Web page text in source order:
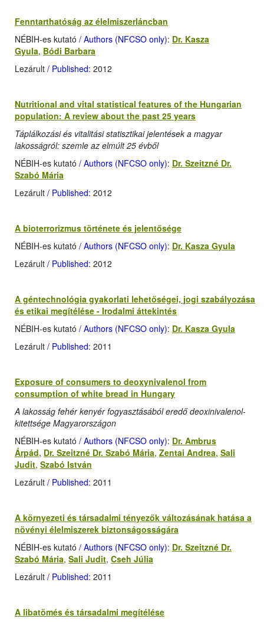
Fenntarthatóság az élelmiszerláncban
NÉBIH-es kutató / Authors (NFCSO only): Dr. Kasza
Gyula, Bódi Barbara
Lezárult / Published: 2012
Nutritional and vital statistical features of the Hungarian
population: A review about the past 25 years
Táplálkozási és vitalitási statisztikai jelentések a magyar
lakosságról: szemle az elmúlt 25 évből
NÉBIH-es kutató / Authors (NFCSO only): Dr. Szeitzné Dr.
Szabó Mária
Lezárult / Published: 2012
A bioterrorizmus története és jelentősége
NÉBIH-es kutató / Authors (NFCSO only): Dr. Kasza Gyula
Lezárult / Published: 2012
A géntechnológia gyakorlati lehetőségei, jogi szabályozása
és etikai megítélése - Irodalmi áttekintés
NÉBIH-es kutató / Authors (NFCSO only): Dr. Kasza Gyula
Lezárult / Published: 2011
Exposure of consumers to deoxynivalenol from
consumption of white bread in Hungary
A lakosság fehér kenyér fogyasztásából eredő deoxinivalenol-
kitettsége Magyarországon
NÉBIH-es kutató / Authors (NFCSO only): Dr. Ambrus
Árpád, Dr. Szeitzné Dr. Szabó Mária, Zentai Andrea, Sali
Judit, Szabó István
Lezárult / Published: 2011
A környezeti és társadalmi tényezők változásának hatása a
növényi élelmiszerek biztonságosságára
NÉBIH-es kutató / Authors (NFCSO only): Dr. Szeitzné Dr.
Szabó Mária, Sali Judit, Cseh Júlia
Lezárult / Published: 2011
A libatömés és társadalmi megítélése